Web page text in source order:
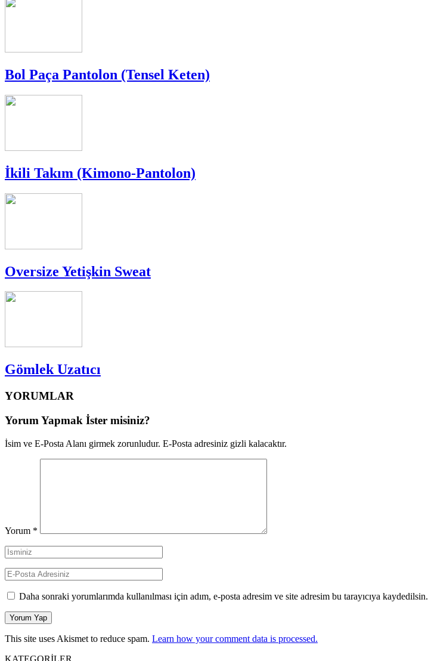
Bol Paça Pantolon (Tensel Keten)
İkili Takım (Kimono-Pantolon)
Oversize Yetişkin Sweat
Gömlek Uzatıcı
YORUMLAR
Yorum Yapmak İster misiniz?
İsim ve E-Posta Alanı girmek zorunludur. E-Posta adresiniz gizli kalacaktır.
Yorum *
Daha sonraki yorumlarımda kullanılması için adım, e-posta adresim ve site adresim bu tarayıcıya kaydedilsin.
This site uses Akismet to reduce spam. Learn how your comment data is processed.
KATEGORİLER